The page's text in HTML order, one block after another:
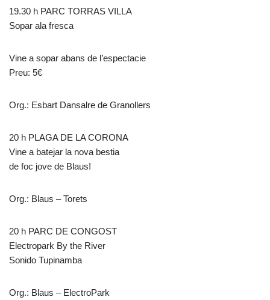
19.30 h PARC TORRAS VILLA
Sopar ala fresca
Vine a sopar abans de l’espectacie
Preu: 5€
Org.: Esbart Dansalre de Granollers
20 h PLAGA DE LA CORONA
Vine a batejar la nova bestia
de foc jove de Blaus!
Org.: Blaus – Torets
20 h PARC DE CONGOST
Electropark By the River
Sonido Tupinamba
Org.: Blaus – ElectroPark